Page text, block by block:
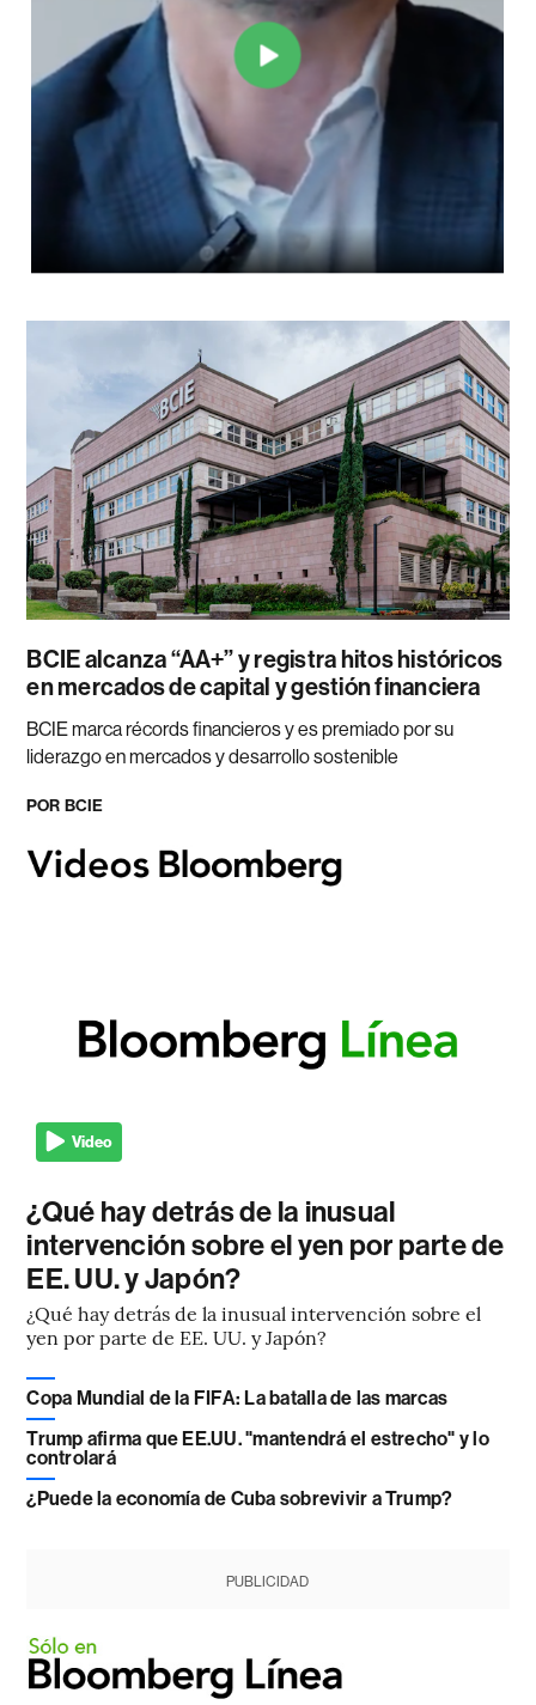
BCIE alcanza “AA+” y registra hitos históricos
en mercados de capital y gestión financiera
BCIE marca récords financieros y es premiado por su
liderazgo en mercados y desarrollo sostenible
POR BCIE
Video
¿Qué hay detrás de la inusual
intervención sobre el yen por parte de
EE. UU. y Japón?
¿Qué hay detrás de la inusual intervención sobre el
yen por parte de EE. UU. y Japón?
Copa Mundial de la FIFA: La batalla de las marcas
Trump afirma que EE.UU. "mantendrá el estrecho" y lo
controlará
¿Puede la economía de Cuba sobrevivir a Trump?
PUBLICIDAD